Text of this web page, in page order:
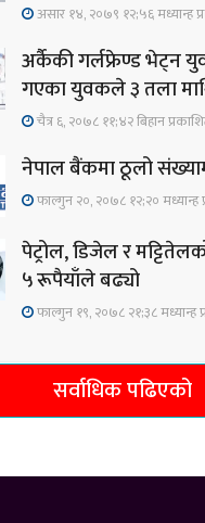
असार १४, २०७९ १२;५६ मध्यान्ह
अर्कैकी गर्लफ्रेण्ड भेट्न
गएका युवकले ३ तला
चैत्र ६, २०७८ ११;४२ बिहान
नेपाल बैंकमा ठूलो
फाल्गुन २०, २०७८ १२;२० मध्यान्ह
पेट्रोल, डिजेल र
५ रूपैयाँले बढ्यो
फाल्गुन १९, २०७८ २१;३८ मध्यान्ह
सर्वाधिक पढिएको